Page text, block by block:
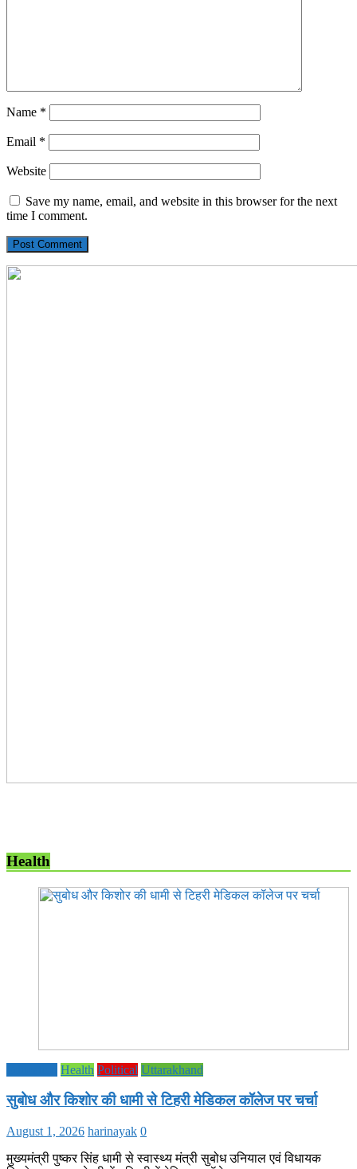
Name *
Email *
Website
Save my name, email, and website in this browser for the next
time I comment.
Health
Health Political Uttarakhand
सुबोध और किशोर की धामी से टिहरी मेडिकल कॉलेज पर चर्चा
August 1, 2026 harinayak 0
मुख्यमंत्री पुष्कर सिंह धामी से स्वास्थ्य मंत्री सुबोध उनियाल एवं विधायक